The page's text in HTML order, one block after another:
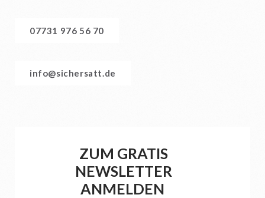
07731 976 56 70
info@sichersatt.de
ZUM GRATIS
NEWSLETTER
ANMELDEN